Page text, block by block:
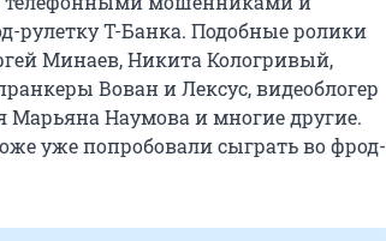
рулетку Т-Банка. Подобные ролики
Минаев, Никита Кологривый,
Вован и Лексус, видеоблогер
Марьяна Наумова и многие другие.
уже попробовали сыграть во фрод-